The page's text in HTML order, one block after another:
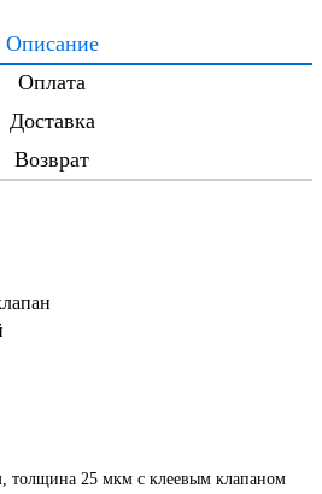
Описание
Оплата
Доставка
Возврат
толщина 25 мкм с клеевым клапаном